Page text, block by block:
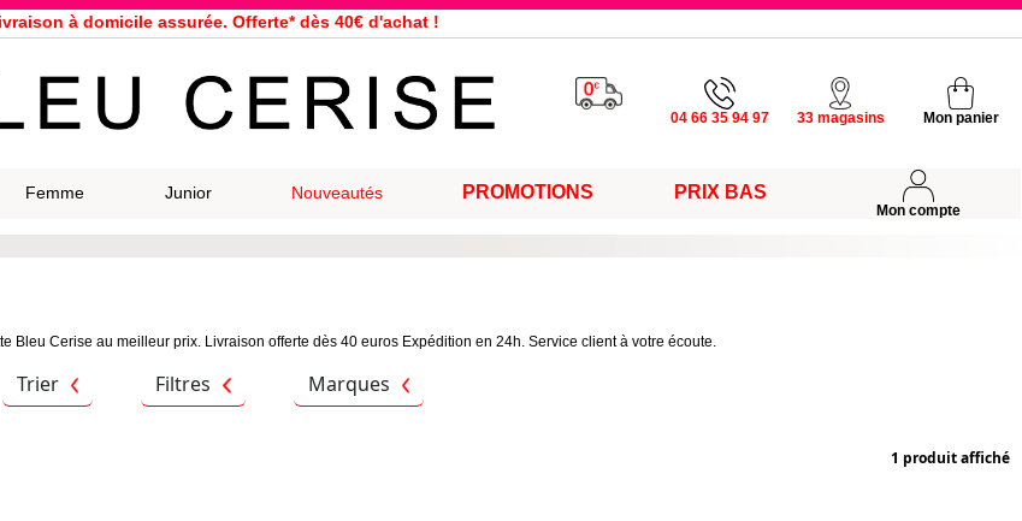
à domicile assurée. Offerte* dès 40€ d'achat !
même pour toutes commandes passées avant 12h, du lundi au vendredi
répartis dans la France. Un à proximité de chez vous ?
04 66 35 94 97 33 magasins Mon panier
Femme Junior Nouveautés PROMOTIONS PRIX BAS
Mon compte
Bleu Cerise au meilleur prix. Livraison offerte dès 40 euros Expédition en 24h. Service client à votre écoute.
Trier Filtres Marques
1 produit affiché